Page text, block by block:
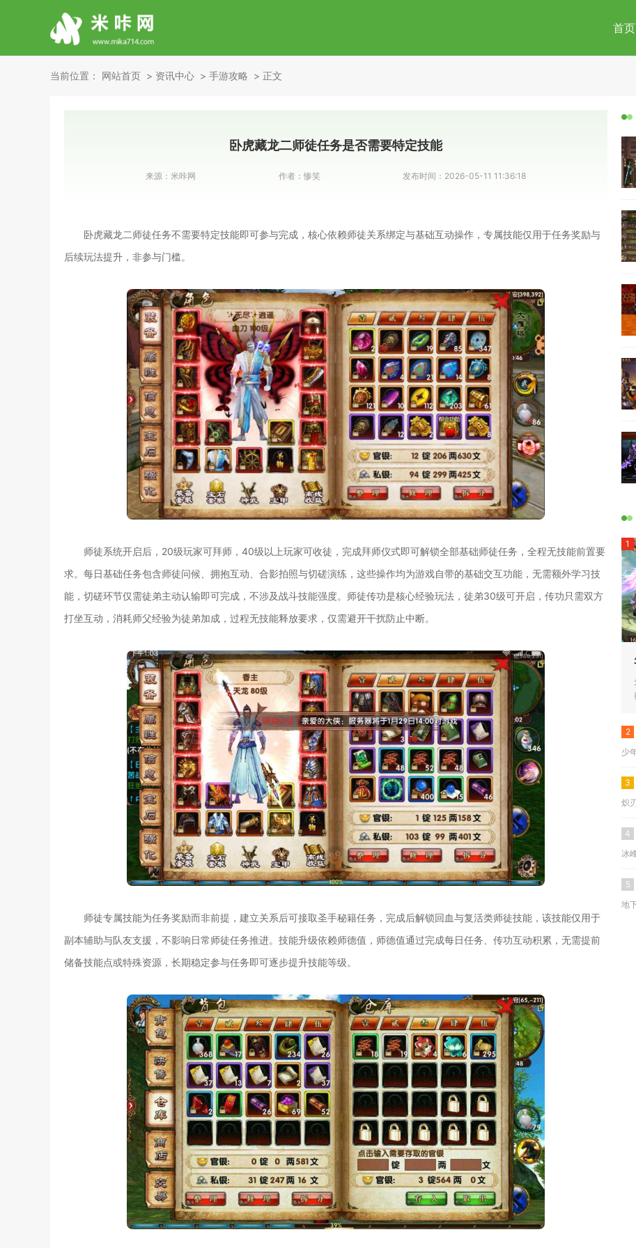
首页
当前位置： 网站首页 资讯中心 手游攻略 正文
卧虎藏龙二师徒任务是否需要特定技能
来源： 米咔网 作者： 惨笑 发布时间： 2026-05-11 11:36:18
卧虎藏龙二师徒任务不需要特定技能即可参与完成，核心依赖师徒关系绑定与基础互动操作，专属技能仅用于任务奖励与
后续玩法提升，非参与门槛。
师徒系统开启后，20级玩家可拜师，40级以上玩家可收徒，完成拜师仪式即可解锁全部基础师徒任务，全程无技能前置要
求。每日基础任务包含师徒问候、拥抱互动、合影拍照与切磋演练，这些操作均为游戏自带的基础交互功能，无需额外学习技
能，切磋环节仅需徒弟主动认输即可完成，不涉及战斗技能强度。师徒传功是核心经验玩法，徒弟30级可开启，传功只需双方
打坐互动，消耗师父经验为徒弟加成，过程无技能释放要求，仅需避开干扰防止中断。
师徒专属技能为任务奖励而非前提，建立关系后可接取圣手秘籍任务，完成后解锁回血与复活类师徒技能，该技能仅用于
副本辅助与队友支援，不影响日常师徒任务推进。技能升级依赖师德值，师德值通过完成每日任务、传功互动积累，无需提前
储备技能点或特殊资源，长期稳定参与任务即可逐步提升技能等级。
1
2
3
4
5